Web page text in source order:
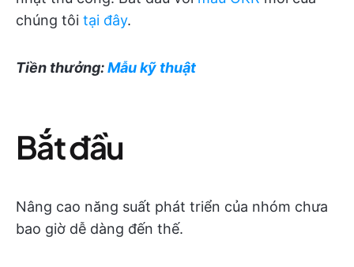
chúng tôi tại đây.
Tiền thưởng:Mẫu kỹ thuật
Bắt đầu
Nâng cao năng suất phát triển của nhóm chưa
bao giờ dễ dàng đến thế.